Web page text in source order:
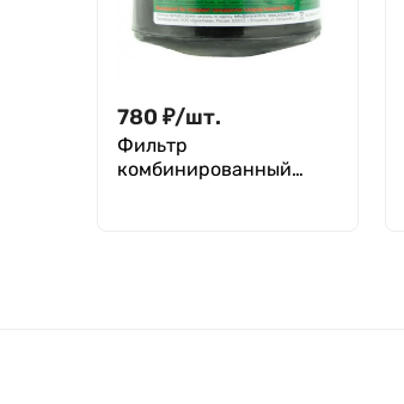
780 ₽/шт.
Фильтр
комбинированный